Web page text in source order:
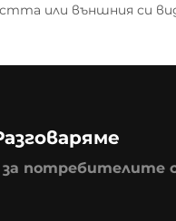
или външния си
потребителите